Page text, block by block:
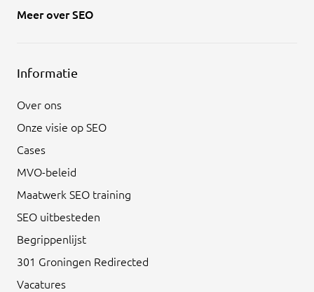
Meer over SEO
Informatie
Over ons
Onze visie op SEO
Cases
MVO-beleid
Maatwerk SEO training
SEO uitbesteden
Begrippenlijst
301 Groningen Redirected
Vacatures